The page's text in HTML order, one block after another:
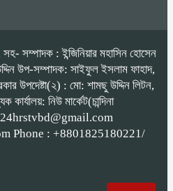
সম্পাদক : ইন্জিনিয়ার মহাসিন হোসেন
উপ-সম্পাদক: সাইফুল ইসলাম ফাহাদ,
উপদেষ্টা(২) : মো: শামছু উদ্দিন লিটন,
কার্যালয়: নিউ মার্কেট(চান্দিনা
:24hrstvbd@gmail.com
Phone : +8801825180221/